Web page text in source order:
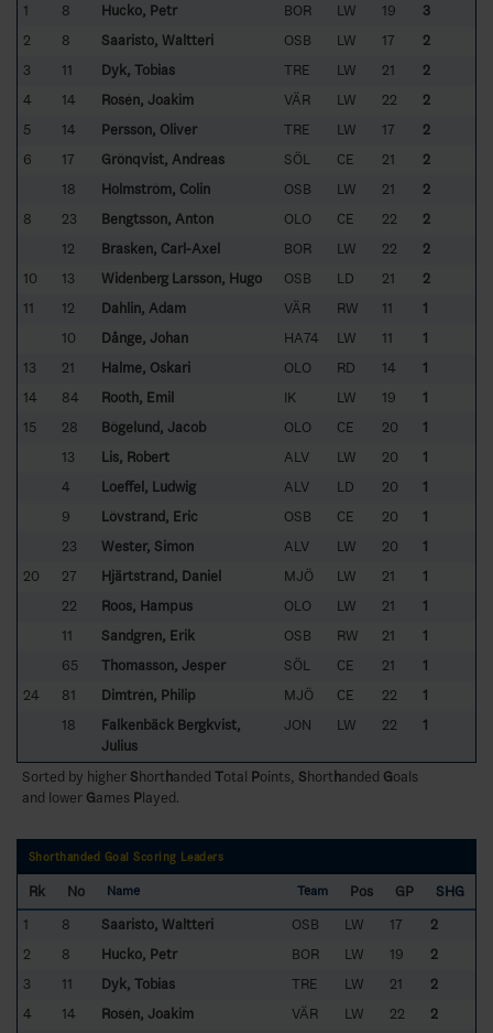
1
8 Hucko, Petr BOR LW 19
3
2
8 Saaristo, Waltteri OSB LW 17
2
3
11 Dyk, Tobias TRE LW 21
2
4
14 Rosén, Joakim VÄR LW 22
2
5
14 Persson, Oliver TRE LW 17
2
6
17 Grönqvist, Andreas SÖL CE 21
2
18
Holmström, Colin OSB LW 21
2
8
23 Bengtsson, Anton OLO CE 22
2
12
Brasken, Carl-Axel BOR LW 22
2
10
13 Widenberg Larsson, Hugo OSB LD 21
2
11
12 Dahlin, Adam VÄR RW 11
1
10
Dånge, Johan HA74 LW 11
1
13
21 Halme, Oskari OLO RD 14
1
14
84 Rooth, Emil IK LW 19
1
15
28 Bögelund, Jacob OLO CE 20
1
13
Lis, Robert ALV LW 20
1
4
Loeffel, Ludwig ALV LD 20
1
9
Lövstrand, Eric OSB CE 20
1
23
Wester, Simon ALV LW 20
1
20
27 Hjärtstrand, Daniel MJÖ LW 21
1
22
Roos, Hampus OLO LW 21
1
11
Sandgren, Erik OSB RW 21
1
65
Thomasson, Jesper SÖL CE 21
1
24
81 Dimtrén, Philip MJÖ CE 22
1
18
Falkenbäck Bergkvist,
Julius
JON LW 22 1
Sorted by higherShorthanded Total Points, Shorthanded Goals
and lower Games Played.
Shorthanded Goal Scoring Leaders
Rk No Name Team Pos GP
SHG
1
8 Saaristo, Waltteri OSB LW 17
2
2
8 Hucko, Petr BOR LW 19
2
3
11 Dyk, Tobias TRE LW 21
2
4
14 Rosén, Joakim VÄR LW 22
2